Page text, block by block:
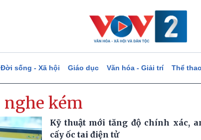
Đời sống - Xã hội Giáo dục Văn hóa - Giải trí Thể thao
nghe kém
Kỹ thuật mới tăng độ chính xác,
cấy ốc tai điện tử